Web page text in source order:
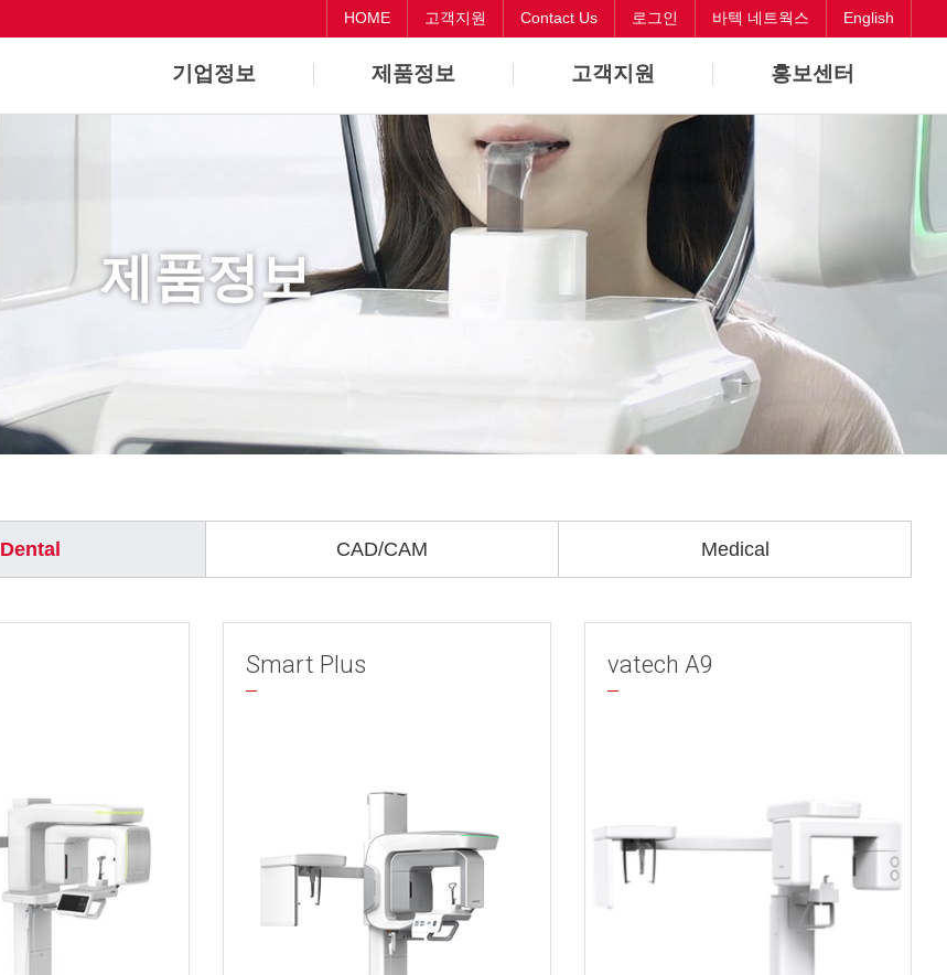
HOME 고객지원 Contact Us 로그인 바텍 네트웍스 English
기업정보 제품정보
Dental
CAD/CAM
Medical
고객지원
원격지원
Contact Us
홍보센터
오시는길
제품정보
Dental CAD/CAM Medical
Smart Plus vatech A9